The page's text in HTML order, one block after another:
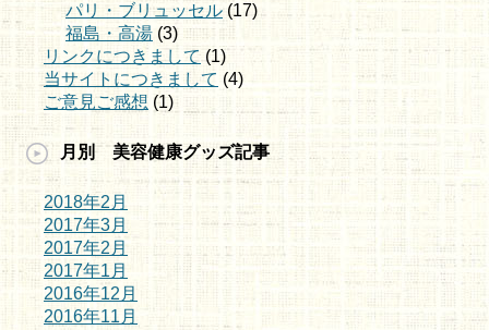
パリ・ブリュッセル (17)
福島・高湯 (3)
リンクにつきまして(1)
当サイトにつきまして (4)
ご意見ご感想 (1)
月別 美容健康グッズ記事
2018年2月
2017年3月
2017年2月
2017年1月
2016年12月
2016年11月